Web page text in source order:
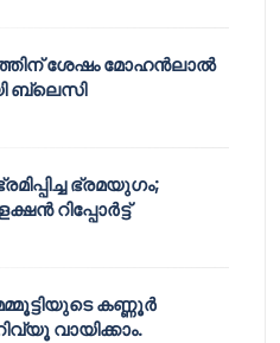
ശേഷം മോഹൻലാൽ
ബ്ലെസി
ഭ്രമയുഗം;
റിപ്പോർട്ട്
കണ്ണൂർ
വായിക്കാം.